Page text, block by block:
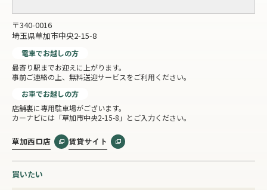
〒340-0016
埼玉県草加市中央2-15-8
電車でお越しの方
最寄り駅までお迎えに上がります。
事前ご連絡の上、無料送迎サービスをご利用ください。
お車でお越しの方
店舗裏に専用駐車場がございます。
カーナビには「草加市中央2-15-8」とご入力ください。
草加西口店 賃貸サイト
買いたい